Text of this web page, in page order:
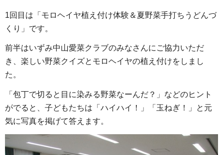
1回目は「モロヘイヤ植え付け体験＆夏野菜手打ちうどんづ
くり」です。
前半はいずみ中山愛菜クラブのみなさんにご協力いただ
き、楽しい野菜クイズとモロヘイヤの植え付けをしまし
た。
「包丁で切ると目に染みる野菜なーんだ？」などのヒント
がでると、子どもたちは「ハイハイ！」「玉ねぎ！」と元
気に写真を掲げて答えます。